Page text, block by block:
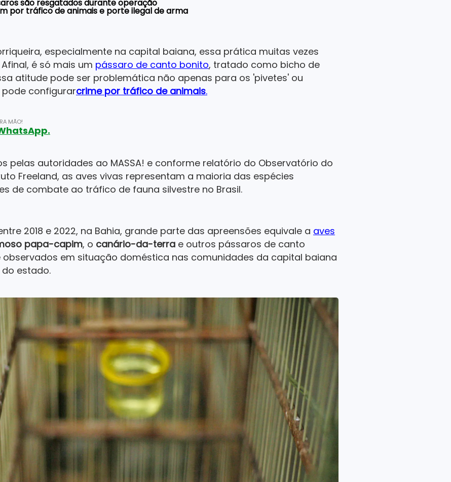
são resgatados durante operação
por tráfico de animais e porte ilegal de arma
especialmente na capital baiana, essa prática muitas vezes
é só mais um pássaro de canto bonito, tratado como bicho de
atitude pode ser problemática não apenas para os 'pivetes' ou
configurarcrime por tráfico de animais.
MÃO!
pelas autoridades ao MASSA! e conforme relatório do Observatório do
Freeland, as aves vivas representam a maioria das espécies
de combate ao tráfico de fauna silvestre no Brasil.
2018 e 2022, na Bahia, grande parte das apreensões equivale a aves
papa-capim, o canário-da-terra e outros pássaros de canto
em situação doméstica nas comunidades da capital baiana
estado.